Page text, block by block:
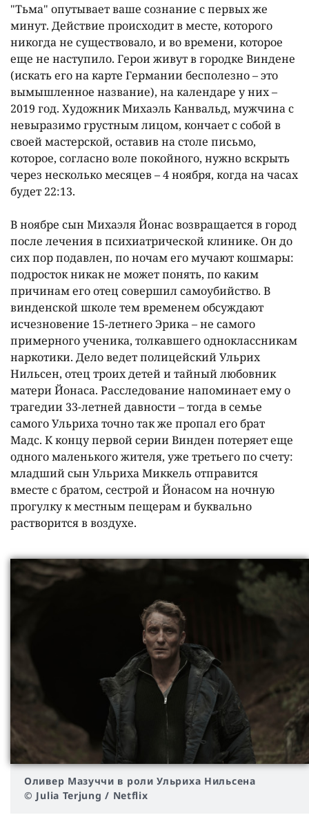
"Тьма" опутывает ваше сознание с первых же
минут. Действие происходит в месте, которого
никогда не существовало, и во времени, которое
еще не наступило. Герои живут в городке Виндене
(искать его на карте Германии бесполезно – это
вымышленное название), на календаре у них –
2019 год. Художник Михаэль Канвальд, мужчина с
невыразимо грустным лицом, кончает с собой в
своей мастерской, оставив на столе письмо,
которое, согласно воле покойного, нужно вскрыть
через несколько месяцев – 4 ноября, когда на часах
будет 22:13.
В ноябре сын Михаэля Йонас возвращается в город
после лечения в психиатрической клинике. Он до
сих пор подавлен, по ночам его мучают кошмары:
подросток никак не может понять, по каким
причинам его отец совершил самоубийство. В
винденской школе тем временем обсуждают
исчезновение 15-летнего Эрика – не самого
примерного ученика, толкавшего одноклассникам
наркотики. Дело ведет полицейский Ульрих
Нильсен, отец троих детей и тайный любовник
матери Йонаса. Расследование напоминает ему о
трагедии 33-летней давности – тогда в семье
самого Ульриха точно так же пропал его брат
Мадс. К концу первой серии Винден потеряет еще
одного маленького жителя, уже третьего по счету:
младший сын Ульриха Миккель отправится
вместе с братом, сестрой и Йонасом на ночную
прогулку к местным пещерам и буквально
растворится в воздухе.
Оливер Мазуччи в роли Ульриха Нильсена
© Julia Terjung / Netflix